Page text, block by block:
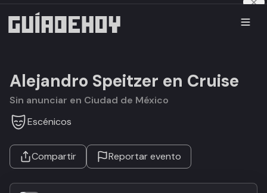
Alejandro Speitzer en Cruise
Sin anunciar en Ciudad de México
Escénicos
Compartir Reportar evento